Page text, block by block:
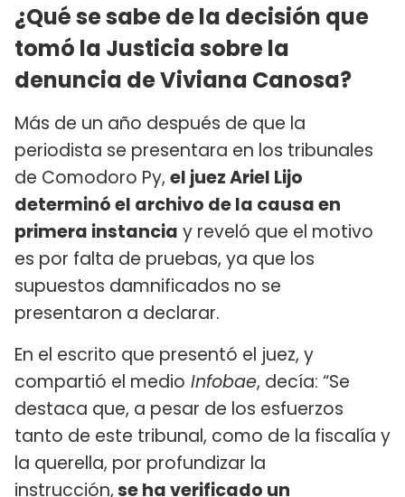
¿Qué se sabe de la decisión que
tomó la Justicia sobre la
denuncia de Viviana Canosa?
Más de un año después de que la
periodista se presentara en los tribunales
de Comodoro Py, el juez Ariel Lijo
determinó el archivo de la causa en
primera instancia y reveló que el motivo
es por falta de pruebas, ya que los
supuestos damnificados no se
presentaron a declarar.
En el escrito que presentó el juez, y
compartió el medio Infobae, decía: “Se
destaca que, a pesar de los esfuerzos
tanto de este tribunal, como de la fiscalía y
la querella, por profundizar la
instrucción,se ha verificado un